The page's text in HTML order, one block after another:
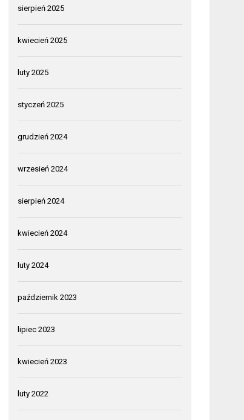
sierpień 2025
kwiecień 2025
luty 2025
styczeń 2025
grudzień 2024
wrzesień 2024
sierpień 2024
kwiecień 2024
luty 2024
październik 2023
lipiec 2023
kwiecień 2023
luty 2022